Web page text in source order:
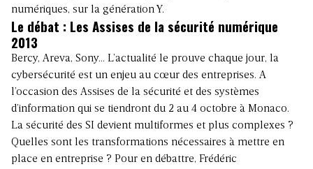
numériques, sur la génération Y.
Le débat : Les Assises de la sécurité numérique
2013
Bercy, Areva, Sony… L’actualité le prouve chaque jour, la
cybersécurité est un enjeu au cœur des entreprises. A
l’occasion des Assises de la sécurité et des systèmes
d’information qui se tiendront du 2 au 4 octobre à Monaco.
La sécurité des SI devient multiformes et plus complexes ?
Quelles sont les transformations nécessaires à mettre en
place en entreprise ? Pour en débattre, Frédéric